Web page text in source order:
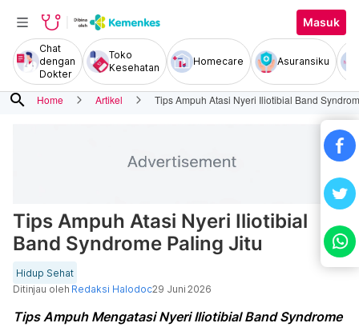
Masuk
Chat
dengan
Dokter
Toko
Kesehatan
Homecare Asuransiku
search Home Artikel Tips Ampuh Atasi Nyeri Iliotibial Band
Tips Ampuh Atasi Nyeri Iliotibial
Band Syndrome Paling Jitu
Hidup Sehat
Ditinjau oleh Redaksi Halodoc29 Juni 2026
Tips Ampuh Mengatasi Nyeri Iliotibial Band Syndrome